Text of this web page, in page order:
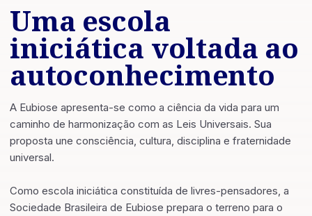
Uma escola
iniciática voltada ao
autoconhecimento
A Eubiose apresenta-se como a ciência da vida para um
caminho de harmonização com as Leis Universais. Sua
proposta une consciência, cultura, disciplina e fraternidade
universal.
Como escola iniciática constituída de livres-pensadores, a
Sociedade Brasileira de Eubiose prepara o terreno para o